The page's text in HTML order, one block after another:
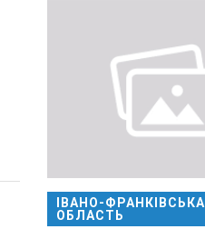
ІВАНО-ФРАНКІВСЬКА
ОБЛАСТЬ